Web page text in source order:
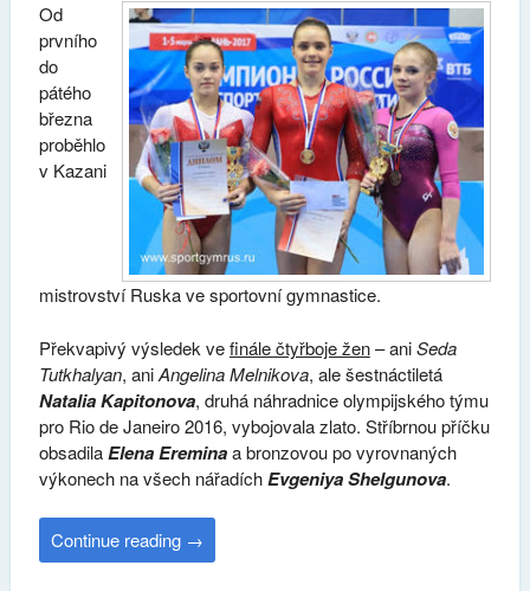
Od
prvního
do
pátého
března
proběhlo
v Kazani
mistrovství Ruska ve sportovní gymnastice.
Překvapivý výsledek vefinále čtyřboje žen– aniSeda
Tutkhalyan, aniAngelina Melnikova, ale šestnáctiletá
Natalia Kapitonova, druhá náhradnice olympijského týmu
pro Rio de Janeiro 2016, vybojovala zlato. Stříbrnou příčku
obsadilaElena Ereminaa bronzovou po vyrovnaných
výkonech na všech nářadíchEvgeniya Shelgunova.
Continue reading →